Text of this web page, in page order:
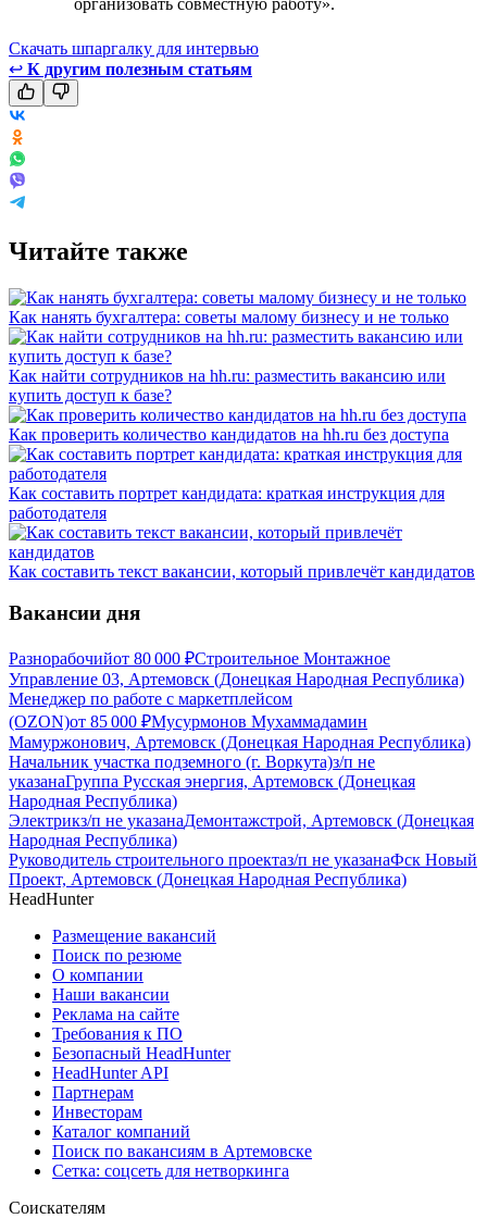
Скачать шпаргалку для интервью
↩ К другим полезным статьям
Читайте также
Как нанять бухгалтера: советы малому бизнесу и не только
Как найти сотрудников на hh.ru: разместить вакансию или
купить доступ к базе?
Как проверить количество кандидатов на hh.ru без доступа
Как составить портрет кандидата: краткая инструкция для
работодателя
Как составить текст вакансии, который привлечёт кандидатов
Вакансии дня
Разнорабочийот 80 000 ₽Строительное Монтажное
Управление 03, Артемовск (Донецкая Народная Республика)
Менеджер по работе с маркетплейсом
(OZON)от 85 000 ₽Мусурмонов Мухаммадамин
Мамуржонович, Артемовск (Донецкая Народная Республика)
Начальник участка подземного (г. Воркута)з/п не
указанаГруппа Русская энергия, Артемовск (Донецкая
Народная Республика)
Электрикз/п не указанаДемонтажстрой, Артемовск (Донецкая
Народная Республика)
Руководитель строительного проектаз/п не указанаФск Новый
Проект, Артемовск (Донецкая Народная Республика)
HeadHunter
Размещение вакансий
Поиск по резюме
О компании
Наши вакансии
Реклама на сайте
Требования к ПО
Безопасный HeadHunter
HeadHunter API
Партнерам
Инвесторам
Каталог компаний
Поиск по вакансиям в Артемовске
Сетка: соцсеть для нетворкинга
Соискателям